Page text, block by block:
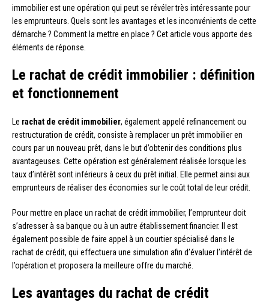
immobilier est une opération qui peut se révéler très intéressante pour
les emprunteurs. Quels sont les avantages et les inconvénients de cette
démarche ? Comment la mettre en place ? Cet article vous apporte des
éléments de réponse.
Le rachat de crédit immobilier : définition
et fonctionnement
Le rachat de crédit immobilier, également appelé refinancement ou
restructuration de crédit, consiste à remplacer un prêt immobilier en
cours par un nouveau prêt, dans le but d’obtenir des conditions plus
avantageuses. Cette opération est généralement réalisée lorsque les
taux d’intérêt sont inférieurs à ceux du prêt initial. Elle permet ainsi aux
emprunteurs de réaliser des économies sur le coût total de leur crédit.
Pour mettre en place un rachat de crédit immobilier, l’emprunteur doit
s’adresser à sa banque ou à un autre établissement financier. Il est
également possible de faire appel à un courtier spécialisé dans le
rachat de crédit, qui effectuera une simulation afin d’évaluer l’intérêt de
l’opération et proposera la meilleure offre du marché.
Les avantages du rachat de crédit